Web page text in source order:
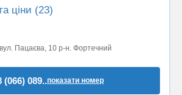
ціни (23)
Пацаєва, 10 р-н. Фортечний
(066) 089..показати номер